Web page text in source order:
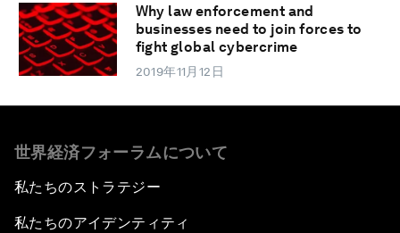
Why law enforcement and
businesses need to join forces to
fight global cybercrime
2019年11月12日
世界経済フォーラムについて
私たちのストラテジー
私たちのアイデンティティ